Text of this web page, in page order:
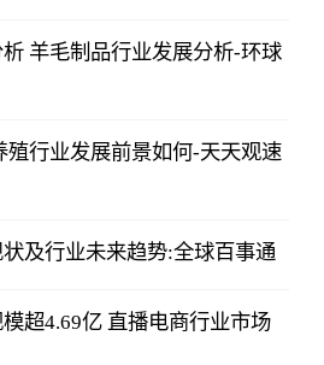
羊毛制品行业发展分析-环球
殖行业发展前景如何-天天观速
及行业未来趋势:全球百事通
超4.69亿 直播电商行业市场